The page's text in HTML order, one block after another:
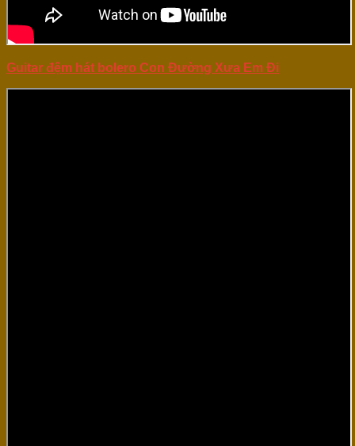
Guitar đệm hát bolero Con Đường Xưa Em Đi